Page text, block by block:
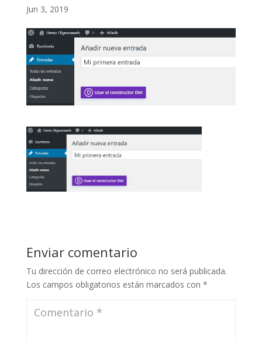
Jun 3, 2019
Enviar comentario
Tu dirección de correo electrónico no será publicada.
Los campos obligatorios están marcados con *